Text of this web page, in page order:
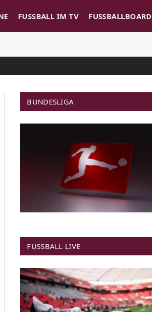
FUSSBALL IM TV FUSSBALLBOARD
BUNDESLIGA
FUSSBALL LIVE